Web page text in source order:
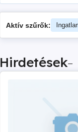
Aktív szűrők:
Hirdetések–